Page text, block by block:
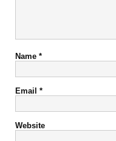
Name *
Email *
Website